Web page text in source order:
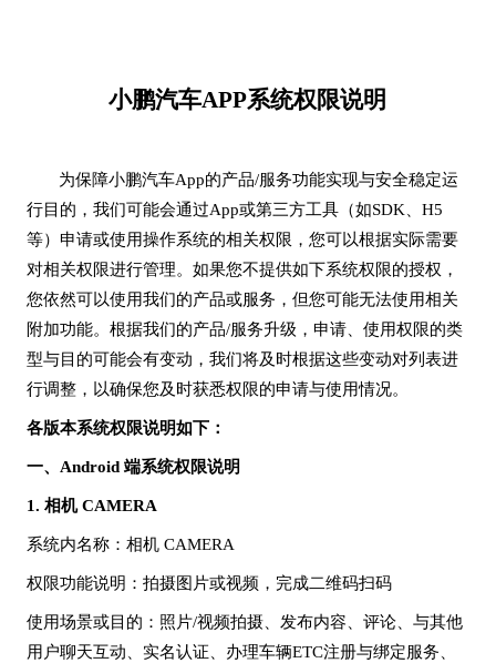
小鹏汽车APP系统权限说明
为保障小鹏汽车App的产品/服务功能实现与安全稳定运
行目的，我们可能会通过App或第三方工具（如SDK、 H5
等）申请或使用操作系统的相关权限，您可以根据实际需要
对相关权限进行管理。如果您不提供如下系统权限的授权，
您依然可以使用我们的产品或服务，但您可能无法使用相关
附加功能。根据我们的产品/服务升级，申请、使用权限的类
型与目的可能会有变动，我们将及时根据这些变动对列表进
行调整，以确保您及时获悉权限的申请与使用情况。
各版本系统权限说明如下：
一、 Android 端系统权限说明
1. 相机 CAMERA
系统内名称：相机 CAMERA
权限功能说明 ：拍摄图片或视频，完成二维码扫码
使用场景或目的 ：照片/视频拍摄、发布内容、评论、与其他
用户聊天互动、实名认证、办理车辆ETC注册与绑定服务、